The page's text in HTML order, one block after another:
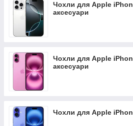
Чохли для Apple
аксесуари
Чохли для Apple
аксесуари
Чохли для Apple